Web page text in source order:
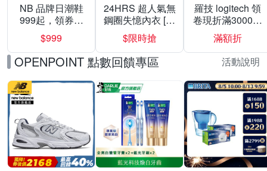
NB 品牌日潮鞋
999起，領券折
上折 最高回饋
40%
$999
24HRS 超人氣無
鋼圈失憶內衣 [熱
銷好評]
$限時搶
羅技 logitech 領
卷現折滿3000折
300
滿額折
OPENPOINT 點數回饋專區 活動說明